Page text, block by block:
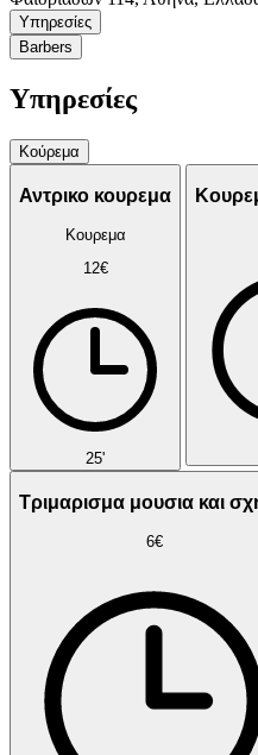
Υπηρεσίες
Barbers
Υπηρεσίες
Κούρεμα
Αντρικο κουρεμα
Κουρεμα
12€
25'
Τριμαρισμα μουσια και
6€